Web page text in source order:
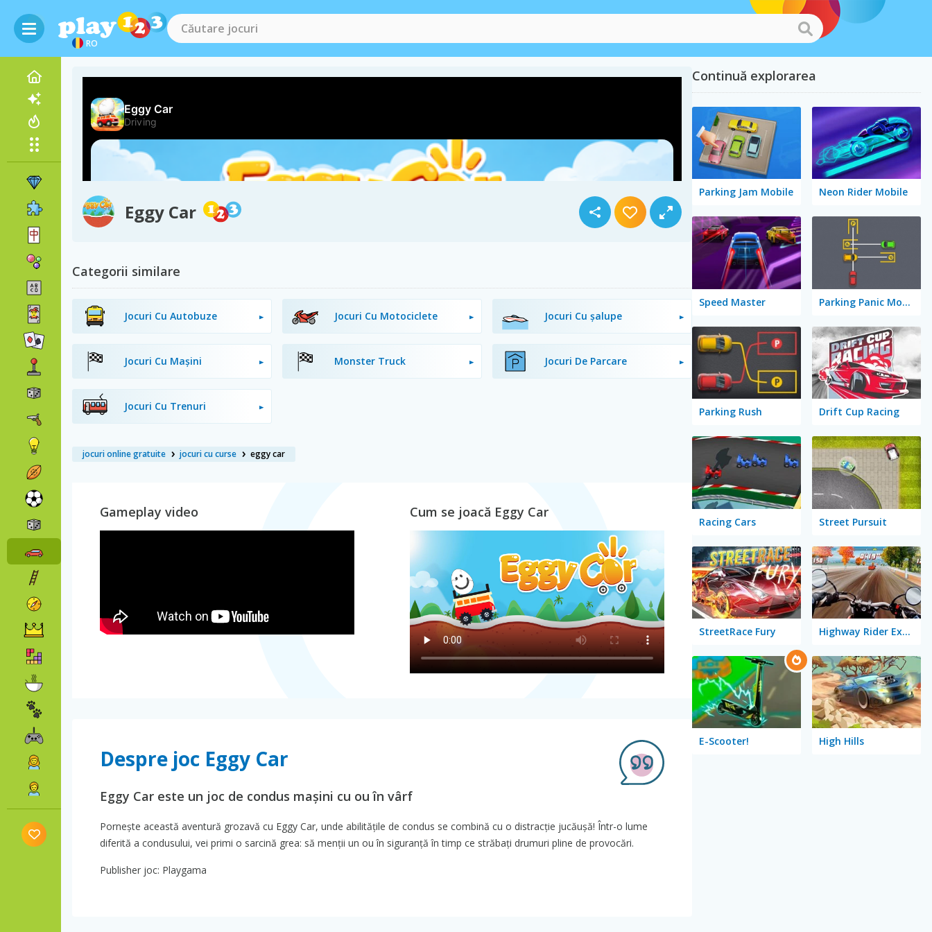
RO
Eggy Car
Categorii similare
Jocuri Cu Autobuze Jocuri Cu Motociclete Jocuri Cu șalupe
Jocuri Cu Mașini Monster Truck Jocuri De Parcare
Jocuri Cu Trenuri
jocuri online gratuite jocuri cu curse eggy car
Gameplay video Cum se joacă Eggy Car
Despre joc Eggy Car
Eggy Car este un joc de condus mașini cu ou în vârf
Pornește această aventură grozavă cu Eggy Car, unde abilitățile de condus se combină cu o distracție jucăușă! Într-o lume
diferită a condusului, vei primi o sarcină grea: să menții un ou în siguranță în timp ce străbați drumuri pline de provocări.
Publisher joc: Playgama
Continuă explorarea
Parking Jam Mobile Neon Rider Mobile
Speed Master Parking Panic Mobile
Parking Rush Drift Cup Racing
Racing Cars Street Pursuit
StreetRace Fury Highway Rider Extreme
E-Scooter! High Hills